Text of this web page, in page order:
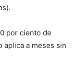
por ciento de
aplica a meses sin